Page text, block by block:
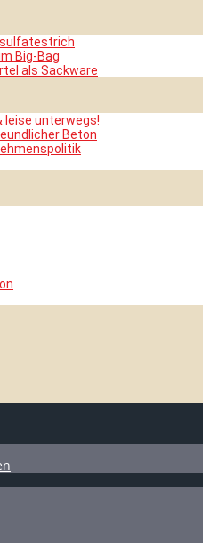
Big-Bag
als Sackware
leise unterwegs!
Beton